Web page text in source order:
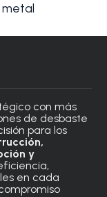
metal
con más
de desbaste
para los
y
en cada